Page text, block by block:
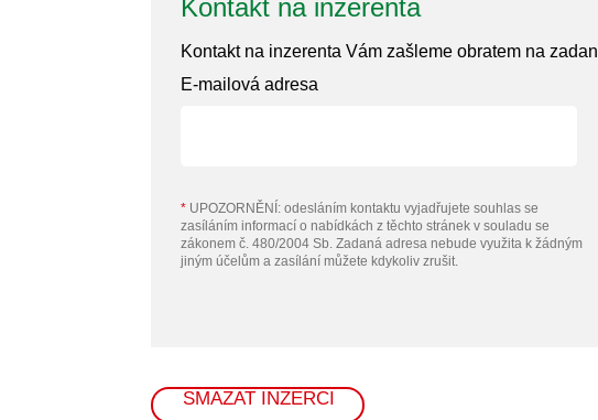
Kontakt na inzerenta
Kontakt na inzerenta Vám zašleme obratem na
E-mailová adresa
* UPOZORNĚNÍ: odesláním kontaktu vyjadřujete souhlas se
zasíláním informací o nabídkách z těchto stránek v souladu se
zákonem č. 480/2004 Sb. Zadaná adresa nebude využita k žádným
jiným účelům a zasílání můžete kdykoliv zrušit.
SMAZAT INZERCI